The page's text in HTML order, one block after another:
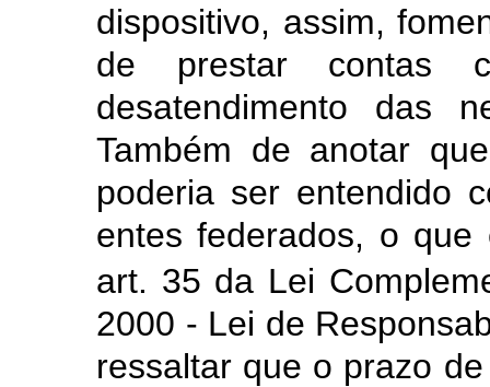
dispositivo, assim,
de prestar contas
desatendimento das
Também de anotar
poderia ser entendido
entes federados, o que
art. 35 da Lei
2000 - Lei de
ressaltar que o prazo